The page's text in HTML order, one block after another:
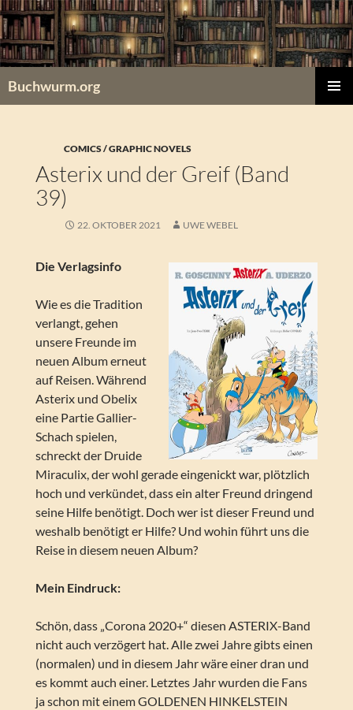
Zum
Inhalt
springen
Buchwurm.org
COMICS / GRAPHIC NOVELS
Asterix und der Greif (Band
39)
22. OKTOBER 2021 UWE WEBEL
Die Verlagsinfo
Wie es die Tradition
verlangt, gehen
unsere Freunde im
neuen Album erneut
auf Reisen. Während
Asterix und Obelix
eine Partie Gallier-
Schach spielen,
schreckt der Druide
Miraculix, der wohl gerade eingenickt war, plötzlich
hoch und verkündet, dass ein alter Freund dringend
seine Hilfe benötigt. Doch wer ist dieser Freund und
weshalb benötigt er Hilfe? Und wohin führt uns die
Reise in diesem neuen Album?
Mein Eindruck:
Schön, dass „Corona 2020+“ diesen ASTERIX-Band
nicht auch verzögert hat. Alle zwei Jahre gibts einen
(normalen) und in diesem Jahr wäre einer dran und
es kommt auch einer. Letztes Jahr wurden die Fans
ja schon mit einem GOLDENEN HINKELSTEIN